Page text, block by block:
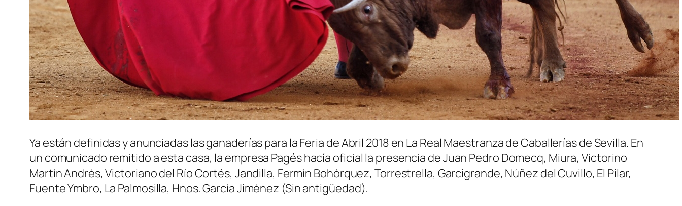
Ya están definidas y anunciadas las ganaderías para la Feria de Abril 2018 en La Real Maestranza de Caballerías de Sevilla. En
un comunicado remitido a esta casa, la empresa Pagés hacía oficial la presencia de Juan Pedro Domecq, Miura, Victorino
Martín Andrés, Victoriano del Río Cortés, Jandilla, Fermín Bohórquez, Torrestrella, Garcigrande, Núñez del Cuvillo, El Pilar,
Fuente Ymbro, La Palmosilla, Hnos. García Jiménez (Sin antigüedad).